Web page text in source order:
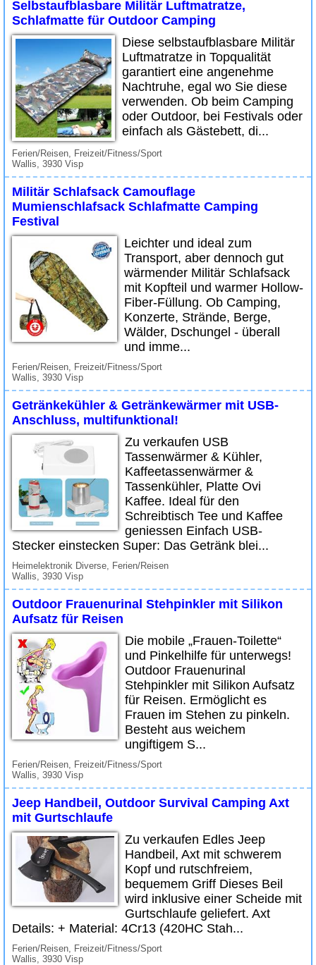
Selbstaufblasbare Militär Luftmatratze,
Schlafmatte für Outdoor Camping
Diese selbstaufblasbare Militär
Luftmatratze in Topqualität
garantiert eine angenehme
Nachtruhe, egal wo Sie diese
verwenden. Ob beim Camping
oder Outdoor, bei Festivals oder
einfach als Gästebett, di...
Ferien/Reisen, Freizeit/Fitness/Sport
Wallis, 3930 Visp
Militär Schlafsack Camouflage
Mumienschlafsack Schlafmatte Camping
Festival
Leichter und ideal zum
Transport, aber dennoch gut
wärmender Militär Schlafsack
mit Kopfteil und warmer Hollow-
Fiber-Füllung. Ob Camping,
Konzerte, Strände, Berge,
Wälder, Dschungel - überall
und imme...
Ferien/Reisen, Freizeit/Fitness/Sport
Wallis, 3930 Visp
Getränkekühler & Getränkewärmer mit USB-
Anschluss, multifunktional!
Zu verkaufen USB
Tassenwärmer & Kühler,
Kaffeetassenwärmer &
Tassenkühler, Platte Ovi
Kaffee. Ideal für den
Schreibtisch Tee und Kaffee
geniessen Einfach USB-
Stecker einstecken Super: Das Getränk blei...
Heimelektronik Diverse, Ferien/Reisen
Wallis, 3930 Visp
Outdoor Frauenurinal Stehpinkler mit Silikon
Aufsatz für Reisen
Die mobile „Frauen-Toilette“
und Pinkelhilfe für unterwegs!
Outdoor Frauenurinal
Stehpinkler mit Silikon Aufsatz
für Reisen. Ermöglicht es
Frauen im Stehen zu pinkeln.
Besteht aus weichem
ungiftigem S...
Ferien/Reisen, Freizeit/Fitness/Sport
Wallis, 3930 Visp
Jeep Handbeil, Outdoor Survival Camping Axt
mit Gurtschlaufe
Zu verkaufen Edles Jeep
Handbeil, Axt mit schwerem
Kopf und rutschfreiem,
bequemem Griff Dieses Beil
wird inklusive einer Scheide mit
Gurtschlaufe geliefert. Axt
Details: + Material: 4Cr13 (420HC Stah...
Ferien/Reisen, Freizeit/Fitness/Sport
Wallis, 3930 Visp